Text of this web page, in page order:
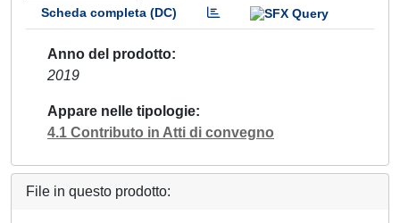
Scheda completa (DC)
Anno del prodotto
2019
Appare nelle tipologie
4.1 Contributo in Atti di convegno
File in questo prodotto: